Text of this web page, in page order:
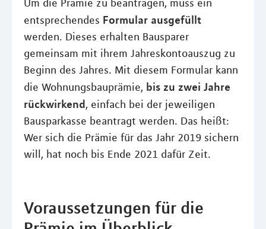
Um die Prämie zu beantragen, muss ein
entsprechendes Formular ausgefüllt
werden. Dieses erhalten Bausparer
gemeinsam mit ihrem Jahreskontoauszug zu
Beginn des Jahres. Mit diesem Formular kann
die Wohnungsbauprämie, bis zu zwei Jahre
rückwirkend, einfach bei der jeweiligen
Bausparkasse beantragt werden. Das heißt:
Wer sich die Prämie für das Jahr 2019 sichern
will, hat noch bis Ende 2021 dafür Zeit.
Voraussetzungen für die